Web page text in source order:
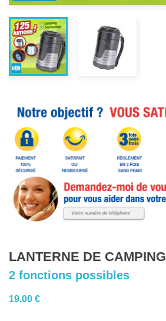
LANTERNE DE CAMPING
2 fonctions possibles
19,00 €